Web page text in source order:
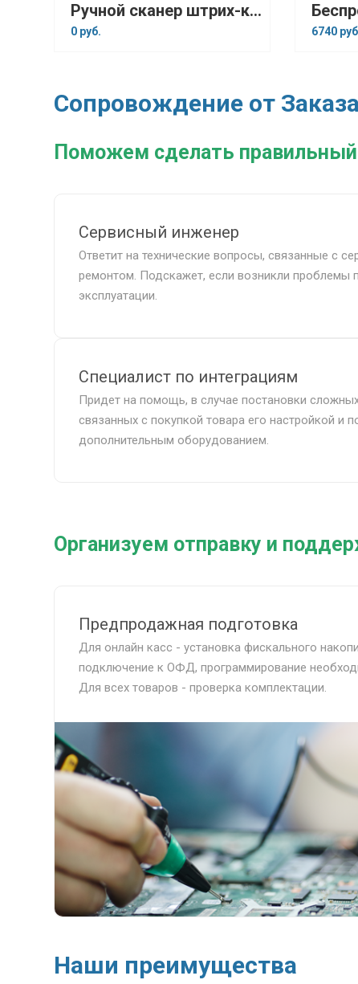
Ручной сканер штрих-кода Mertech 2200 P2D
0 руб. 6740
Сопровождение от
Поможем сделать
Сервисный инженер
Ответит на технические вопросы, связанные с
ремонтом. Подскажет, если возникли проблемы
эксплуатации.
Специалист по интеграциям
Придет на помощь, в случае постановки
связанных с покупкой товара его настройкой и
дополнительным оборудованием.
Организуем отправку и
Предпродажная подготовка
Для онлайн касс - установка фискального
подключение к ОФД, программирование
Для всех товаров - проверка комплектации.
Наши преимущества